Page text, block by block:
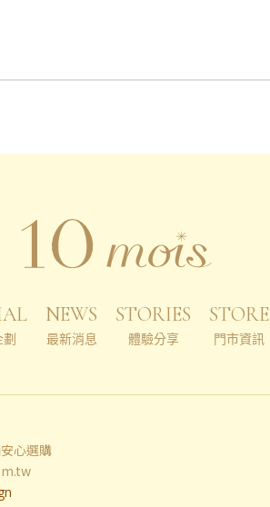
NEWS
最新消息
STORIES
體驗分享
STORE
門市資訊
心選購